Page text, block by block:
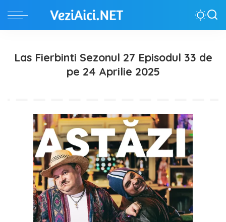
Las Fierbinti Sezonul 27 Episodul 33 de
pe 24 Aprilie 2025